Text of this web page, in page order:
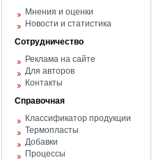
Мнения и оценки
Новости и статистика
Сотрудничество
Реклама на сайте
Для авторов
Контакты
Справочная
Классификатор продукции
Термопласты
Добавки
Процессы